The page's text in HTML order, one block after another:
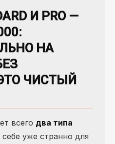
И PRO —
НА
ЧИСТЫЙ
всего два типа
уже странно для